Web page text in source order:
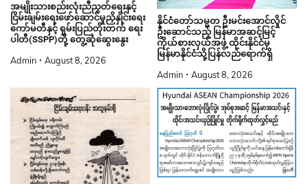
အမျိုးသားစည်းလုံးညီညွတ်ရေးနှင့်
ငြိမ်းချမ်းရေးဖော်ဆောင်မှုညှိနှိုင်းရေး
ကော်မတီနှင့် ရှမ်းပြည်တိုးတက် ရေး
ပါတီ(SSPP)တို့ တွေ့ဆုံဆွေးနွေး
Admin August 8, 2026
နိုင်ငံတော်သမ္မတ ဦးမင်းအောင်လှိုင်
ဦးဆောင်သည့် မြန်မာအဆင့်မြင့်
ကိုယ်စားလှယ်အဖွဲ့ ထိုင်းနိုင်ငံမှ
မြန်မာနိုင်ငံသို့ပြန်လည်ရောက်ရှိ
Admin August 8, 2026